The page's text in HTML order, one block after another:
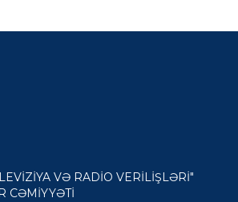
VƏ RADİO VERİLİŞLƏRİ"
CƏMİYYƏTİ